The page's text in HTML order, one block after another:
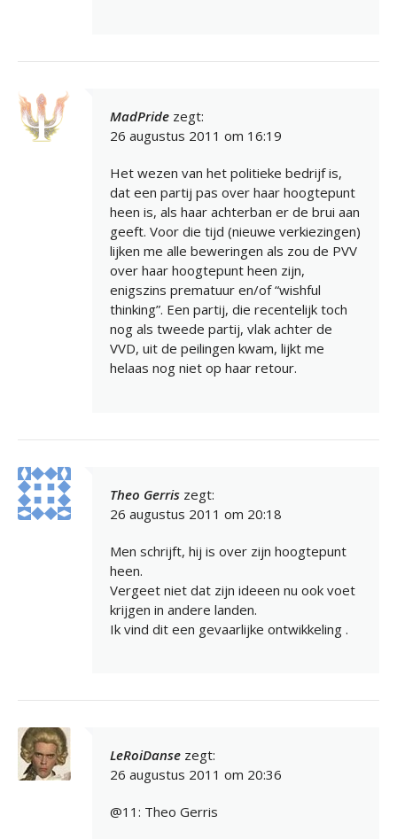
MadPride zegt:
26 augustus 2011 om 16:19
Het wezen van het politieke bedrijf is,
dat een partij pas over haar hoogtepunt
heen is, als haar achterban er de brui aan
geeft. Voor die tijd (nieuwe verkiezingen)
lijken me alle beweringen als zou de PVV
over haar hoogtepunt heen zijn,
enigszins prematuur en/of “wishful
thinking”. Een partij, die recentelijk toch
nog als tweede partij, vlak achter de
VVD, uit de peilingen kwam, lijkt me
helaas nog niet op haar retour.
Theo Gerris zegt:
26 augustus 2011 om 20:18
Men schrijft, hij is over zijn hoogtepunt
heen.
Vergeet niet dat zijn ideeen nu ook voet
krijgen in andere landen.
Ik vind dit een gevaarlijke ontwikkeling .
LeRoiDanse zegt:
26 augustus 2011 om 20:36
@11: Theo Gerris